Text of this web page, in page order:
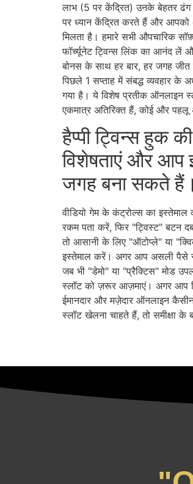
लाभ (5 पर केंद्रित) उनके बेहतर
पर ध्यान केंद्रित करते हैं और आपको
मिलता है। हमारे सभी औपचारिक
फॉर्च्यूनेट ट्विन्स लिंक का आनंद लें और
बोनस के साथ हर बार, हर जगह जीत
पिछले 1 सप्ताह में संबद्ध व्यवहार के
गया है। ये विशेष प्रतीक ऑनलाइन
एकमात्र अतिरिक्त हैं, कोई और पहलू
हैप्पी ट्विन्स हुक
विशेषताएं और आप
जगह बना सकते हैं।
वीडियो गेम के कंट्रोल्स का
रकम पता करें, फिर "ट्विस्ट" बटन
तो आसानी के लिए "ऑटोप्ले" या
इस्तेमाल करें। अगर आप असली पैसे से
जब भी "डेमो" या "प्रैक्टिस" मोड
स्लॉट को ज़रूर आज़माएं। अगर आप
ईमानदार और मज़ेदार ऑनलाइन
स्लॉट खेलना चाहते हैं, तो समीक्षा के